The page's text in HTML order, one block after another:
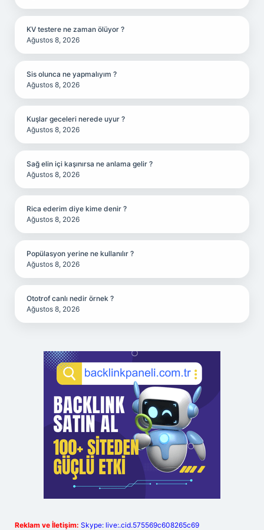
KV testere ne zaman ölüyor ?
Ağustos 8, 2026
Sis olunca ne yapmalıyım ?
Ağustos 8, 2026
Kuşlar geceleri nerede uyur ?
Ağustos 8, 2026
Sağ elin içi kaşınırsa ne anlama gelir ?
Ağustos 8, 2026
Rica ederim diye kime denir ?
Ağustos 8, 2026
Popülasyon yerine ne kullanılır ?
Ağustos 8, 2026
Ototrof canlı nedir örnek ?
Ağustos 8, 2026
Reklam ve İletişim: Skype: live:.cid.575569c608265c69